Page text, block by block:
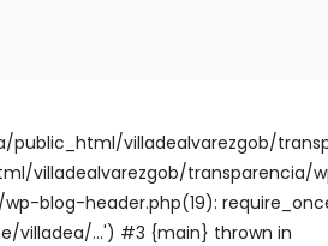
public_html/villadealvarezgob/
villadealvarezgob/
blog-header.php(19):
villadea/...') #3 {main} thrown in